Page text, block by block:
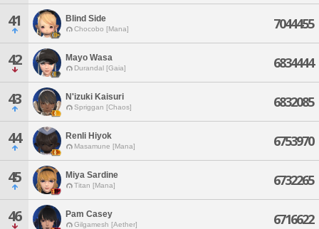
41 Blind Side
Chocobo [Mana] 7044455
42 Mayo Wasa
Durandal [Gaia] 6834444
43 N'izuki Kaisuri
Spriggan [Chaos] 6832085
44 Renli Hiyok
Masamune [Mana] 6753970
45 Miya Sardine
Titan [Mana] 6732265
46 Pam Casey
Gilgamesh [Aether] 6716622